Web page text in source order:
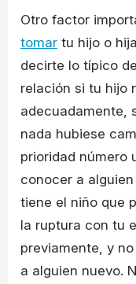
Otro factor
tomar tu hijo o
decirte lo típico
relación si tu hijo
adecuadamente,
nada hubiese
prioridad número
conocer a
tiene el niño que
la ruptura con tu
previamente, y
a alguien nuevo.